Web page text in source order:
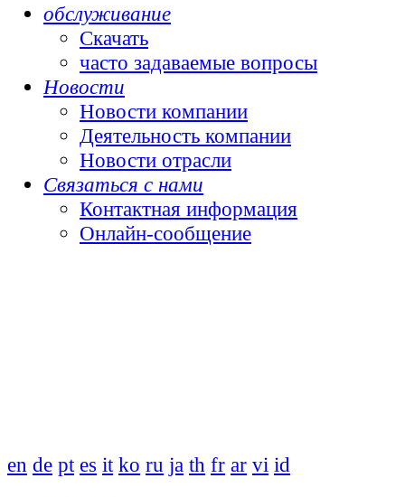
обслуживание
Скачать
часто задаваемые вопросы
Новости
Новости компании
Деятельность компании
Новости отрасли
Связаться с нами
Контактная информация
Онлайн-сообщение
en de pt es it ko ru ja th fr ar vi id